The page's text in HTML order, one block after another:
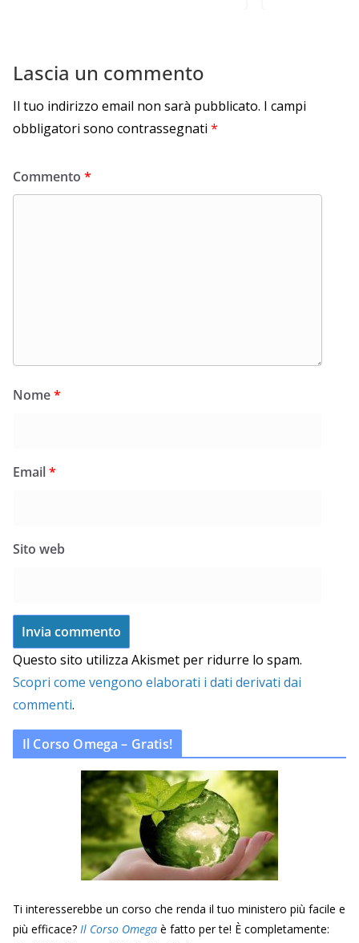
Lascia un commento
Il tuo indirizzo email non sarà pubblicato. I campi
obbligatori sono contrassegnati *
Commento *
Nome*
Email*
Sito web
Questo sito utilizza Akismet per ridurre lo spam.
Scopri come vengono elaborati i dati derivati dai
commenti.
Il Corso Omega – Gratis!
Ti interesserebbe un corso che renda il tuo ministero più facile e
più efficace? Il Corso Omega è fatto per te! È completamente: